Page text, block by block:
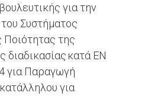
για την
Συστήματος
Ποιότητας της
διαδικασίας κατά EN
για Παραγωγή
για